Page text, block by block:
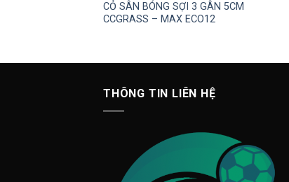
CỎ SÂN BÓNG SỢI 3 GÂN 5CM
CCGRASS – MAX ECO12
THÔNG TIN LIÊN HỆ